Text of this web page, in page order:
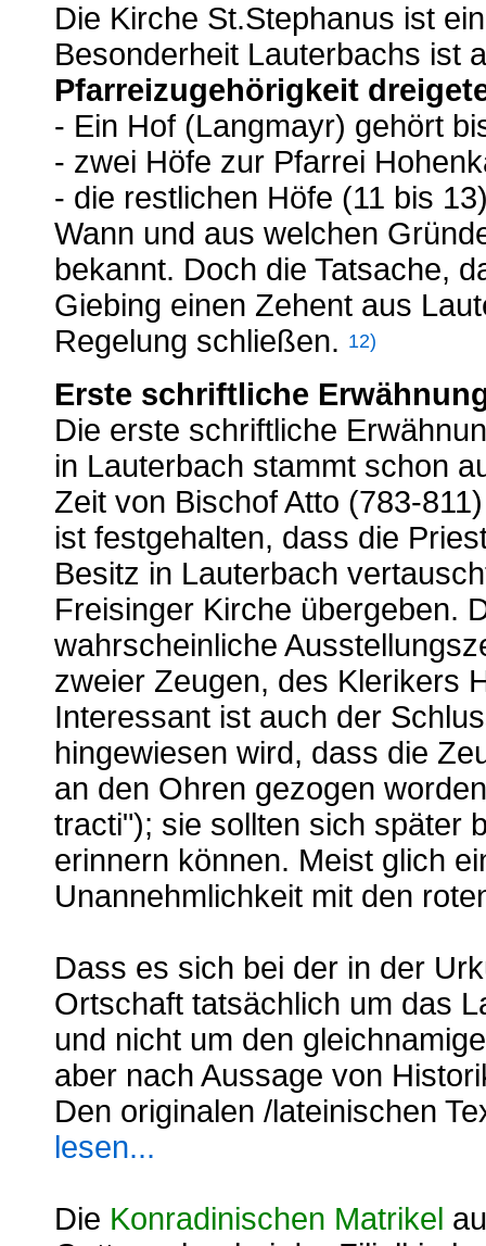
Die Kirche St.Stephanus ist
Besonderheit Lauterbachs ist
Pfarreizugehörigkeit
- Ein Hof (Langmayr) gehört
- zwei Höfe zur Pfarrei
- die restlichen Höfe (11 bis
Wann und aus welchen
bekannt. Doch die Tatsache,
Giebing einen Zehent aus
Regelung schließen. 12)
Erste schriftliche
Die erste schriftliche
in Lauterbach stammt schon
Zeit von Bischof Atto (783-
ist festgehalten, dass die
Besitz in Lauterbach
Freisinger Kirche übergeben.
wahrscheinliche
zweier Zeugen, des Klerikers
Interessant ist auch der
hingewiesen wird, dass die
an den Ohren gezogen
tracti"); sie sollten sich später
erinnern können. Meist glich
Unannehmlichkeit mit den
Dass es sich bei der in der
Ortschaft tatsächlich um das
und nicht um den
aber nach Aussage von
Den originalen /lateinischen
lesen...
Die Konradinischen Matrikel